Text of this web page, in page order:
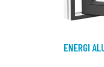
ENERGI